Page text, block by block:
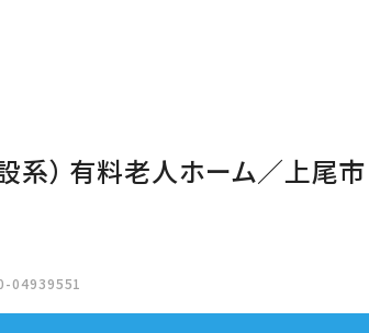
系） 有料老人ホーム／上尾市
04939551